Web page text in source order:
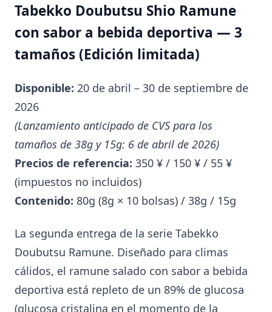
Tabekko Doubutsu Shio Ramune
con sabor a bebida deportiva — 3
tamaños (Edición limitada)
Disponible: 20 de abril – 30 de septiembre de
2026
(Lanzamiento anticipado de CVS para los
tamaños de 38g y 15g: 6 de abril de 2026)
Precios de referencia: 350 ¥ / 150 ¥ / 55 ¥
(impuestos no incluidos)
Contenido: 80g (8g × 10 bolsas) / 38g / 15g
La segunda entrega de la serie Tabekko
Doubutsu Ramune. Diseñado para climas
cálidos, el ramune salado con sabor a bebida
deportiva está repleto de un 89% de glucosa
(glucosa cristalina en el momento de la